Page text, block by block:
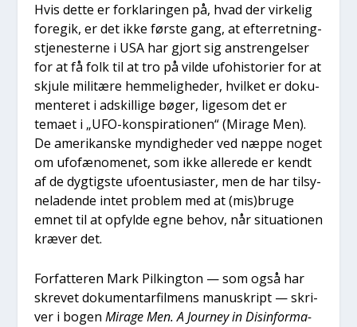
Hvis det­te er for­kla­rin­gen på, hvad der vir­ke­lig
fore­gik, er det ikke før­ste gang, at efter­ret­ning­
s­tje­ne­ster­ne i USA har gjort sig anstren­gel­ser
for at få folk til at tro på vil­de ufo­hi­sto­ri­er for at
skju­le mili­tæ­re hem­me­lig­he­der, hvil­ket er doku­
men­te­ret i adskil­li­ge bøger, lige­som det er
tema­et i „UFO-kon­spira­tio­nen“ (Mira­ge Men).
De ame­ri­kan­ske myn­dig­he­der ved næp­pe noget
om ufo­fæ­no­me­net, som ikke alle­re­de er kendt
af de dyg­tig­ste ufo­en­tu­si­a­ster, men de har til­sy­
ne­la­den­de intet pro­blem med at (mis)bruge
emnet til at opfyl­de egne behov, når situ­a­tio­nen
kræ­ver det.
For­fat­te­ren Mark Pil­king­ton — som også har
skre­vet doku­men­tar­fil­mens manuskript — skri­
ver i bogen Mira­ge Men. A Jour­ney in Dis­in­for­ma­